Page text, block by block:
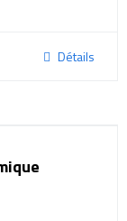
Détails